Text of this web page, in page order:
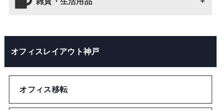
クリップ
テープ
ペンケース
ネックウォーマー
ベルト
ネクタイ
巾着バッグ
スマホ・PC関連グッズ 全て
その他スマホ・PC関連グッズ
雑貨・生活用品 全て
タオル・ハンカチ
オフィスレイアウト神戸
オフィス移転